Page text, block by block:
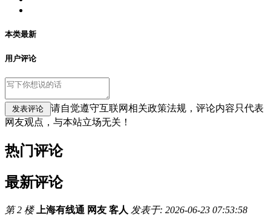
本类最新
用户评论
请自觉遵守互联网相关政策法规，评论内容只代表
网友观点，与本站立场无关！
热门评论
最新评论
第 2 楼 上海有线通 网友 客人 发表于: 2026-06-23 07:53:58